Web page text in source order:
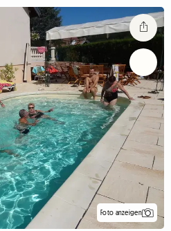
Foto anzeigen